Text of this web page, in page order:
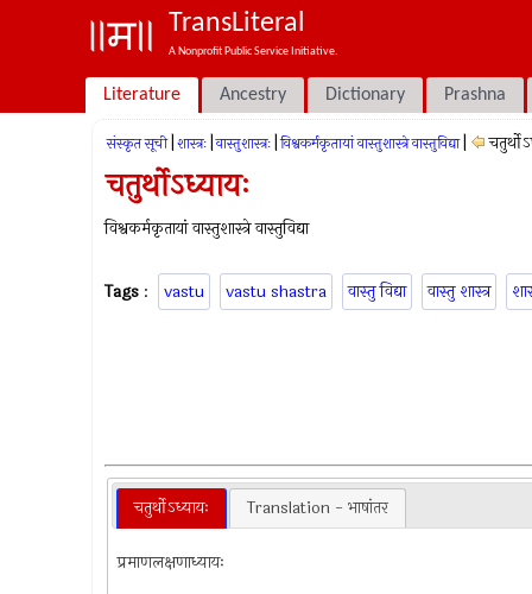
TransLiteral
A Nonprofit Public Service Initiative.
Literature Ancestry Dictionary Prashna
संस्कृत सूची शास्त्रः वास्तुशास्त्रः विश्वकर्मकृतायां वास्तुशास्त्रे वास्तुविद्या
चतुर्थोऽध्यायः
विश्वकर्मकृतायां वास्तुशास्त्रे वास्तुविद्या
Tags : vastu vastu shastra वास्तु विद्या वास्तु शास्त्र
चतुर्थोऽध्यायः Translation - भाषांतर
प्रमाणलक्षणाध्यायः